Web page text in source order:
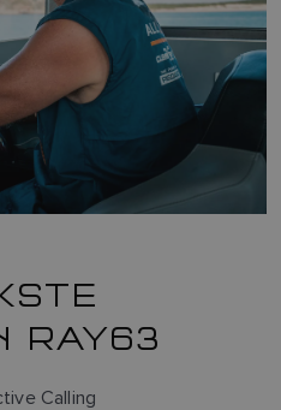
RAY63
Calling